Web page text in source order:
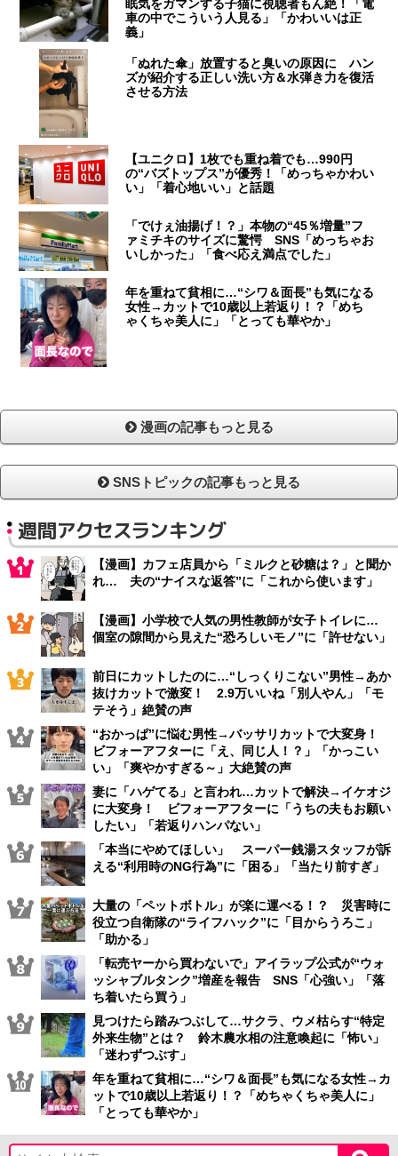
眠気をガマンする子猫に視聴者もん絶！「電
車の中でこういう人見る」「かわいいは正
義」
「ぬれた傘」放置すると臭いの原因に ハン
ズが紹介する正しい洗い方＆水弾き力を復活
させる方法
【ユニクロ】1枚でも重ね着でも…990円
の“バズトップス”が優秀！「めっちゃかわい
い」「着心地いい」と話題
「でけぇ油揚げ！？」本物の“45％増量”フ
ァミチキのサイズに驚愕 SNS「めっちゃお
いしかった」「食べ応え満点でした」
年を重ねて貧相に…“シワ＆面長”も気になる
女性→カットで10歳以上若返り！？「めち
ゃくちゃ美人に」「とっても華やか」
漫画の記事もっと見る
SNSトピックの記事もっと見る
週間アクセスランキング
【漫画】カフェ店員から「ミルクと砂糖は？」と聞か
れ… 夫の“ナイスな返答”に「これから使います」
【漫画】小学校で人気の男性教師が女子トイレに…
個室の隙間から見えた“恐ろしいモノ”に「許せない」
前日にカットしたのに…“しっくりこない”男性→あか
抜けカットで激変！ 2.9万いいね「別人やん」「モ
テそう」絶賛の声
“おかっぱ”に悩む男性→バッサリカットで大変身！
ビフォーアフターに「え、同じ人！？」「かっこい
い」「爽やかすぎる～」大絶賛の声
妻に「ハゲてる」と言われ…カットで解決→イケオジ
に大変身！ ビフォーアフターに「うちの夫もお願い
したい」「若返りハンパない」
「本当にやめてほしい」 スーパー銭湯スタッフが訴
える“利用時のNG行為”に「困る」「当たり前すぎ」
大量の「ペットボトル」が楽に運べる！？ 災害時に
役立つ自衛隊の“ライフハック”に「目からうろこ」
「助かる」
「転売ヤーから買わないで」アイラップ公式が“ウォ
ッシャブルタンク”増産を報告 SNS「心強い」「落
ち着いたら買う」
見つけたら踏みつぶして…サクラ、ウメ枯らす“特定
外来生物”とは？ 鈴木農水相の注意喚起に「怖い」
「迷わずつぶす」
年を重ねて貧相に…“シワ＆面長”も気になる女性→カ
ットで10歳以上若返り！？「めちゃくちゃ美人に」
「とっても華やか」